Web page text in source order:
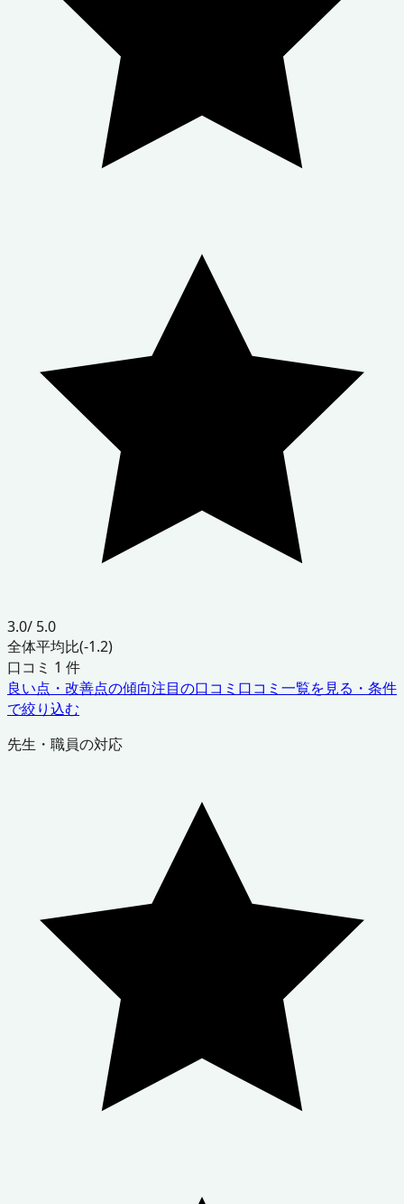
3.0/ 5.0
全体平均比(-1.2)
口コミ 1 件
良い点・改善点の傾向注目の口コミ 口コミ一覧を見る・条件
で絞り込む
先生・職員の対応